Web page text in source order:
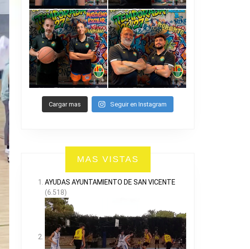
Cargar mas Seguir en Instagram
MAS VISTAS
AYUDAS AYUNTAMIENTO DE SAN VICENTE
(6.518)